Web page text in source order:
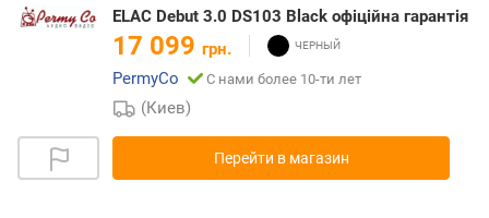
ELAC Debut 3.0 DS103 Black офіційна гарантія
17 099 грн.
PermyCo
С нами более 10-ти лет
(Киев)
Перейти в магазин